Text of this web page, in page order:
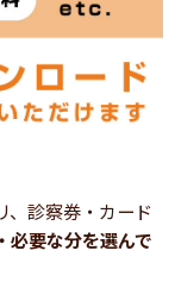
、診察券・カード
必要な分を選んで